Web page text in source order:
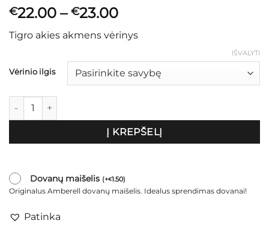
€22.00 – €23.00Price
range:
€22.00
€23.00
Tigro akies akmens vėrinys
Vėrinio ilgis
IŠVALYTI
produkto kiekis: Tigro akies vėrinys vyrams „Mustang"
Į KREPŠELĮ
Dovanų maišelis (+€1.50)
Originalus Amberell dovanų maišelis. Idealus sprendimas dovanai!
Patinka